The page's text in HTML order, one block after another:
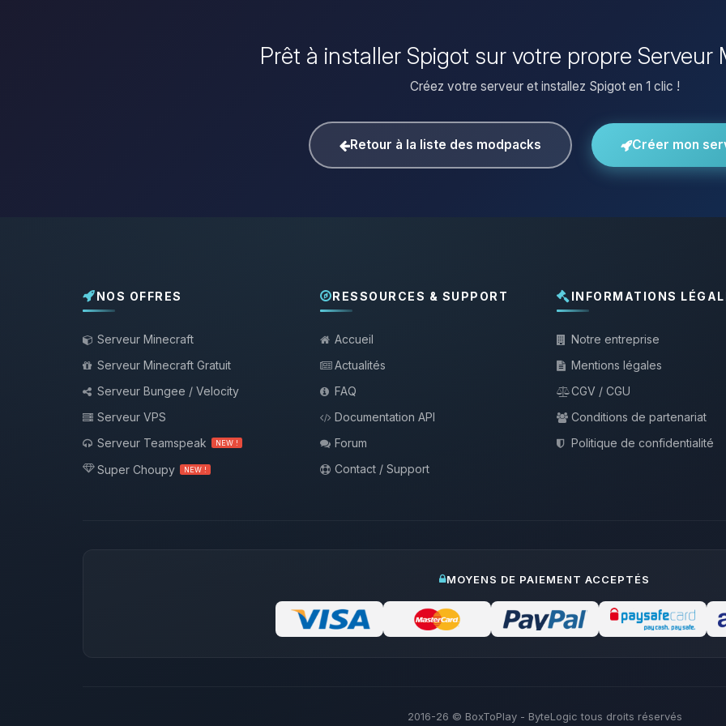
Prêt à installer Spigot sur votre propre Serveur
Créez votre serveur et installez Spigot en 1 clic !
Retour à la liste des modpacks Créer mon
NOS OFFRES
Serveur Minecraft
Serveur Minecraft Gratuit
Serveur Bungee / Velocity
Serveur VPS
Serveur Teamspeak
NEW !
Super Choupy NEW !
RESSOURCES & SUPPORT
Accueil
Actualités
FAQ
Documentation API
Forum
Contact / Support
INFORMATIONS
Notre entreprise
Mentions légales
CGV / CGU
Conditions de partenariat
Politique de confidentialité
MOYENS DE PAIEMENT ACCEPTÉS
2016-26 © BoxToPlay - ByteLogic tous droits réservés